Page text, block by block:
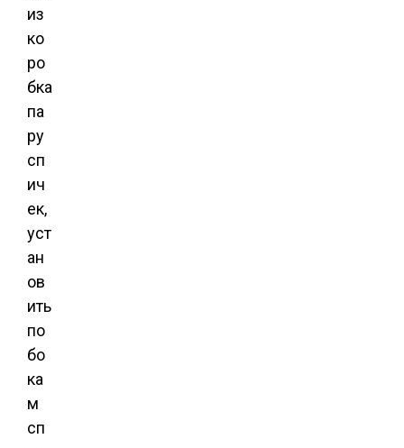
из
ко
ро
бка
па
ру
сп
ич
ек,
уст
ан
ов
ить
по
бо
ка
м
сп